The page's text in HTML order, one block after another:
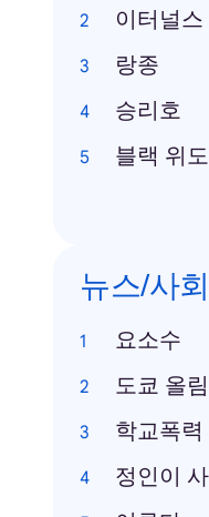
이터널스
랑종
승리호
블랙 위
뉴스/사회
요소수
도쿄 올
학교폭
정인이